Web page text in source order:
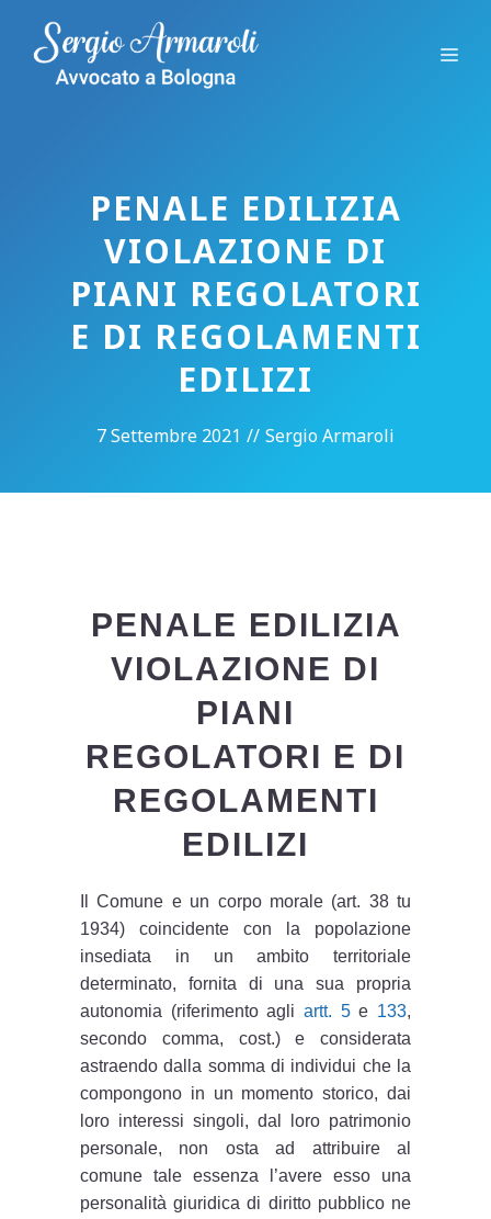
contenuto
PENALE EDILIZIA
VIOLAZIONE DI
PIANI REGOLATORI
E DI REGOLAMENTI
EDILIZI
7 Settembre 2021 // Sergio Armaroli
PENALE EDILIZIA
VIOLAZIONE DI
PIANI
REGOLATORI E DI
REGOLAMENTI
EDILIZI
Il Comune e un corpo morale (art. 38 tu
1934) coincidente con la popolazione
insediata in un ambito territoriale
determinato, fornita di una sua propria
autonomia (riferimento agli artt. 5e 133,
secondo comma, cost.) e considerata
astraendo dalla somma di individui che la
compongono in un momento storico, dai
loro interessi singoli, dal loro patrimonio
personale, non osta ad attribuire al
comune tale essenza l’avere esso una
personalità giuridica di diritto pubblico ne